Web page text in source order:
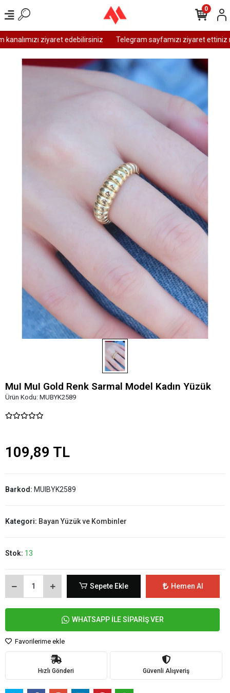
ziyaret edebilirsiniz Telegram sayfamızı ziyaret ettiniz
0
MuI MuI Gold Renk Sarmal Model Kadın Yüzük
Ürün Kodu: MUBYK2589
109,89 TL
Barkod: MUIBYK2589
Kategori: Bayan Yüzük ve Kombinler
Stok: 13
Sepete Ekle Hemen Al
WHATSAPP İLE SİPARİŞ VER
Favorilerime ekle
Hızlı Gönderi Güvenli Alışveriş